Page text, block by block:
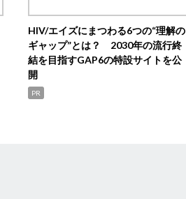
HIV/エイズにまつわる6つの“理解の
ギャップ”とは？ 2030年の流行終
結を目指すGAP6の特設サイトを公
開
PR